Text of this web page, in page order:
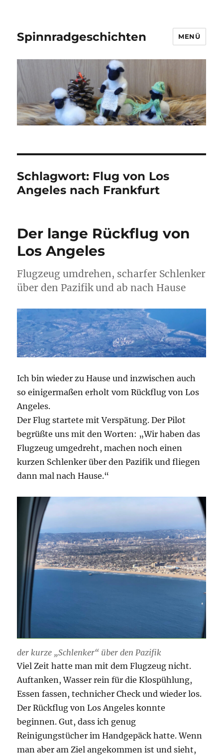
Spinnradgeschichten MENÜ
Schlagwort: Flug von Los
Angeles nach Frankfurt
Der lange Rückflug von
Los Angeles
Flugzeug umdrehen, scharfer Schlenker
über den Pazifik und ab nach Hause
Ich bin wieder zu Hause und inzwischen auch
so einigermaßen erholt vom Rückflug von Los
Angeles.
Der Flug startete mit Verspätung. Der Pilot
begrüßte uns mit den Worten: „Wir haben das
Flugzeug umgedreht, machen noch einen
kurzen Schlenker über den Pazifik und fliegen
dann mal nach Hause.“
der kurze „Schlenker“ über den Pazifik
Viel Zeit hatte man mit dem Flugzeug nicht.
Auftanken, Wasser rein für die Klospühlung,
Essen fassen, technicher Check und wieder los.
Der Rückflug von Los Angeles konnte
beginnen. Gut, dass ich genug
Reinigungstücher im Handgepäck hatte. Wenn
man aber am Ziel angekommen ist und sieht,